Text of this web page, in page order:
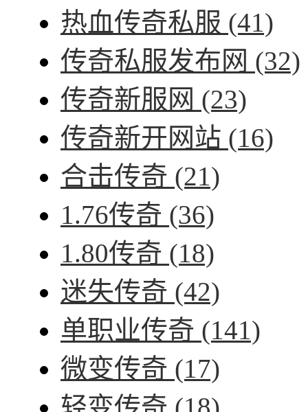
热血传奇私服 (41)
传奇私服发布网 (32)
传奇新服网 (23)
传奇新开网站 (16)
合击传奇 (21)
1.76传奇 (36)
1.80传奇 (18)
迷失传奇 (42)
单职业传奇 (141)
微变传奇 (17)